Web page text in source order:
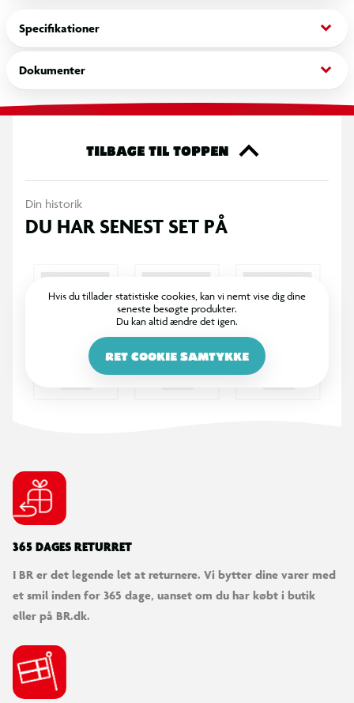
Specifikationer keyboard_arrow_down
Dokumenter keyboard_arrow_down
TILBAGE TIL TOPPEN
Din historik
DU HAR SENEST SET PÅ
Hvis du tillader statistiske cookies, kan vi nemt vise dig dine
seneste besøgte produkter.
Du kan altid ændre det igen.
RET COOKIE SAMTYKKE
365 DAGES RETURRET
I BR er det legende let at returnere. Vi bytter dine varer med
et smil inden for 365 dage, uanset om du har købt i butik
eller på BR.dk.